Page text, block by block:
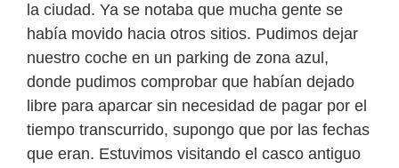
la ciudad. Ya se notaba que mucha gente se
había movido hacia otros sitios. Pudimos dejar
nuestro coche en un parking de zona azul,
donde pudimos comprobar que habían dejado
libre para aparcar sin necesidad de pagar por el
tiempo transcurrido, supongo que por las fechas
que eran. Estuvimos visitando el casco antiguo